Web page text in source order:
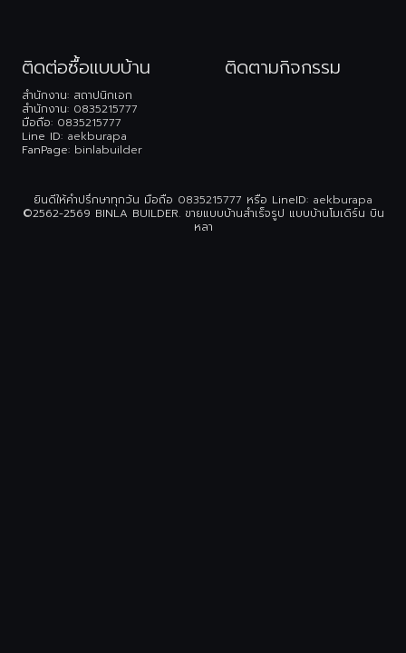
ติดต่อซื้อแบบบ้าน
สำนักงาน: สถาปนิกเอก
สำนักงาน: 0835215777
มือถือ: 0835215777
Line ID: aekburapa
FanPage: binlabuilder
ติดตามกิจกรรม
ยินดีให้คำปรึกษาทุกวัน มือถือ 0835215777 หรือ LineID: aekburapa
©2562-2569 BINLA BUILDER. ขายแบบบ้านสำเร็จรูป แบบบ้านโมเดิร์น บิน
หลา